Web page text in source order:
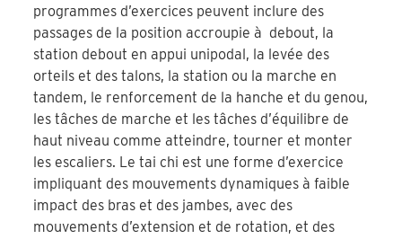
programmes d’exercices peuvent inclure des
passages de la position accroupie à debout, la
station debout en appui unipodal, la levée des
orteils et des talons, la station ou la marche en
tandem, le renforcement de la hanche et du genou,
les tâches de marche et les tâches d’équilibre de
haut niveau comme atteindre, tourner et monter
les escaliers. Le tai chi est une forme d’exercice
impliquant des mouvements dynamiques à faible
impact des bras et des jambes, avec des
mouvements d’extension et de rotation, et des